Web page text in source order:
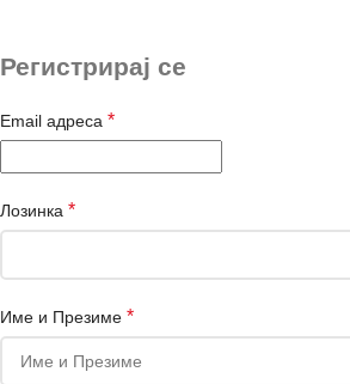
Регистрирај се
Email адреса *
Лозинка *
Име и Презиме *